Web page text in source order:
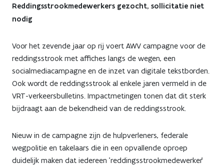
Reddingsstrookmedewerkers gezocht, sollicitatie niet
nodig
Voor het zevende jaar op rij voert AWV campagne voor de
reddingsstrook met affiches langs de wegen, een
socialmediacampagne en de inzet van digitale tekstborden.
Ook wordt de reddingsstrook al enkele jaren vermeld in de
VRT-verkeersbulletins. Impactmetingen tonen dat dit sterk
bijdraagt aan de bekendheid van de reddingsstrook.
Nieuw in de campagne zijn de hulpverleners, federale
wegpolitie en takelaars die in een opvallende oproep
duidelijk maken dat iedereen 'reddingsstrookmedewerker'